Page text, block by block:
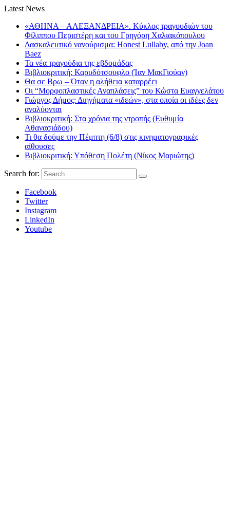
Latest News
«ΑΘΗΝΑ – ΑΛΕΞΑΝΔΡΕΙΑ». Κύκλος τραγουδιών του
Φίλιππου Περιστέρη και του Γρηγόρη Χαλιακόπουλου
Δασκαλευτικό νανούρισμα: Honest Lullaby, από την Joan
Baez
Τα νέα τραγούδια της εβδομάδας
Βιβλιοκριτική: Καρυδότσουφλο (Ίαν ΜακΓιούαν)
Θα σε Βρω – Όταν η αλήθεια καταρρέει
Οι “Μορφοπλαστικές Αναπλάσεις” του Κώστα Ευαγγελάτου
Γιώργος Δήμος: Διηγήματα «ιδεών», στα οποία οι ιδέες δεν
αναλύονται
Βιβλιοκριτική: Στα χρόνια της ντροπής (Ευθυμία
Αθανασιάδου)
Τι θα δούμε την Πέμπτη (6/8) στις κινηματογραφικές
αίθουσες
Βιβλιοκριτική: Υπόθεση Πολέτη (Νίκος Μαριώτης)
Search for:
Facebook
Twitter
Instagram
LinkedIn
Youtube